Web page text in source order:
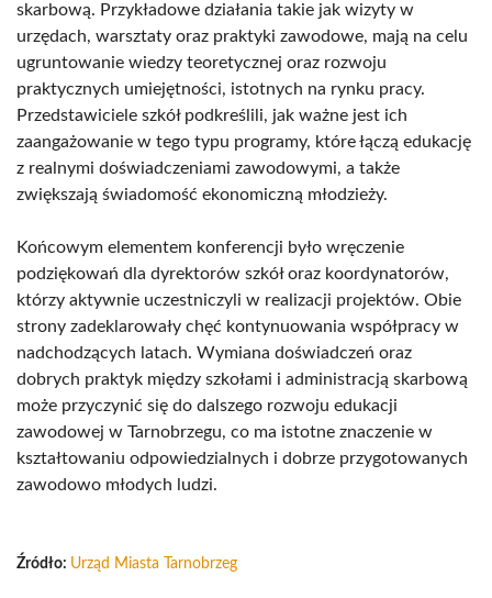
skarbową. Przykładowe działania takie jak wizyty w
urzędach, warsztaty oraz praktyki zawodowe, mają na celu
ugruntowanie wiedzy teoretycznej oraz rozwoju
praktycznych umiejętności, istotnych na rynku pracy.
Przedstawiciele szkół podkreślili, jak ważne jest ich
zaangażowanie w tego typu programy, które łączą edukację
z realnymi doświadczeniami zawodowymi, a także
zwiększają świadomość ekonomiczną młodzieży.
Końcowym elementem konferencji było wręczenie
podziękowań dla dyrektorów szkół oraz koordynatorów,
którzy aktywnie uczestniczyli w realizacji projektów. Obie
strony zadeklarowały chęć kontynuowania współpracy w
nadchodzących latach. Wymiana doświadczeń oraz
dobrych praktyk między szkołami i administracją skarbową
może przyczynić się do dalszego rozwoju edukacji
zawodowej w Tarnobrzegu, co ma istotne znaczenie w
kształtowaniu odpowiedzialnych i dobrze przygotowanych
zawodowo młodych ludzi.
Źródło: Urząd Miasta Tarnobrzeg